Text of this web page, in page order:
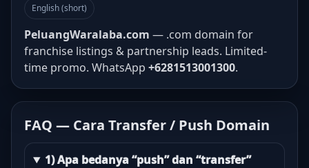
English (short)
PeluangWaralaba.com — .com domain for
franchise listings & partnership leads. Limited-
time promo. WhatsApp +6281513001300.
FAQ — Cara Transfer / Push Domain
1) Apa bedanya “push” dan “transfer”